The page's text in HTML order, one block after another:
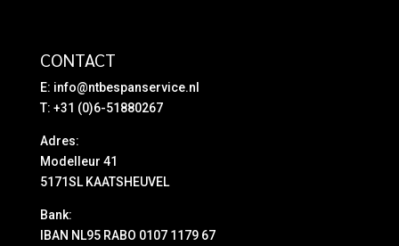
CONTACT
E: info@ntbespanservice.nl
T: +31 (0)6-51880267
Adres:
Modelleur 41
5171SL KAATSHEUVEL
Bank:
IBAN NL95 RABO 0107 1179 67